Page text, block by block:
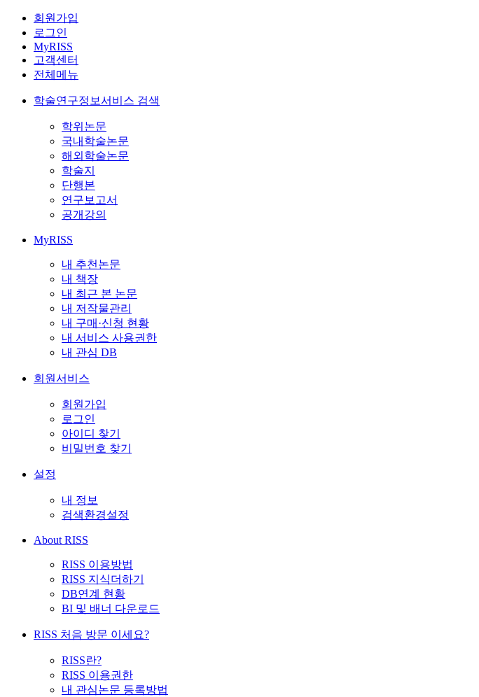
회원가입
로그인
MyRISS
고객센터
전체메뉴
학술연구정보서비스 검색
학위논문
국내학술논문
해외학술논문
학술지
단행본
연구보고서
공개강의
MyRISS
내 추천논문
내 책장
내 최근 본 논문
내 저작물관리
내 구매·신청 현황
내 서비스 사용권한
내 관심 DB
회원서비스
회원가입
로그인
아이디 찾기
비밀번호 찾기
설정
내 정보
검색환경설정
About RISS
RISS 이용방법
RISS 지식더하기
DB연계 현황
BI 및 배너 다운로드
RISS 처음 방문 이세요?
RISS란?
RISS 이용권한
내 관심논문 등록방법